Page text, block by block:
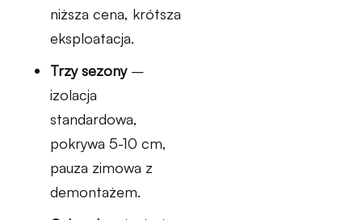
niższa cena, krótsza
eksploatacja.
Trzy sezony–
izolacja
standardowa,
pokrywa 5-10 cm,
pauza zimowa z
demontażem.